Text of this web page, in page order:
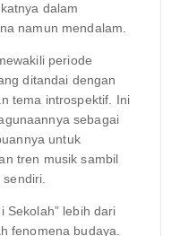
dalam
namun mendalam.
periode
ditandai dengan
tema introspektif. Ini
sebagai
untuk
tren musik sambil
Sekolah” lebih dari
fenomena budaya.